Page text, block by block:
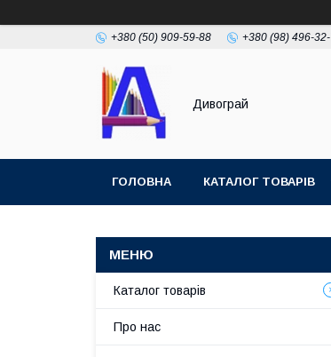
+380 (50) 909-59-88 +380 (98) 496-
Дивограй
ГОЛОВНА КАТАЛОГ ТОВАРІВ
Каталог товарів
Про нас